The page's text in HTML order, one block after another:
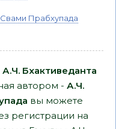
Прабхупада
Бхактиведанта
автором - А.Ч.
вы можете
регистрации на